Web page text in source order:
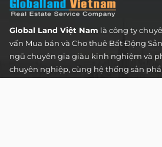
Global Land Việt Nam là công ty
vấn Mua bán và Cho thuê Bất Động
ngũ chuyên gia giàu kinh nghiệm và
chuyên nghiệp, cùng hệ thống sản